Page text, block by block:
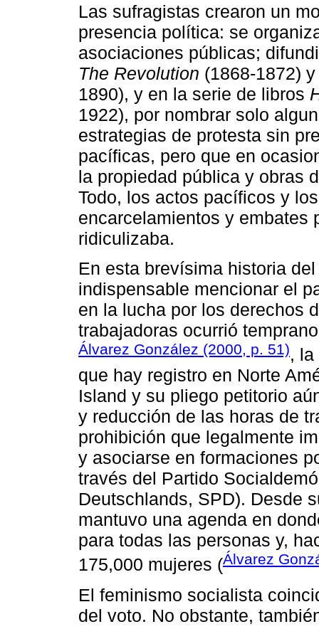
Las sufragistas crearon un
presencia política: se
asociaciones públicas;
The Revolution (1868-1872)
1890), y en la serie de libros
1922), por nombrar solo
estrategias de protesta sin
pacíficas, pero que en
la propiedad pública y obras
Todo, los actos pacíficos y
encarcelamientos y embates
ridiculizaba.
En esta brevísima historia
indispensable mencionar el
en la lucha por los derechos
trabajadoras ocurrió
Álvarez González (2000, p. 51), la
que hay registro en Norte
Island y su pliego petitorio
y reducción de las horas de
prohibición que legalmente
y asociarse en formaciones
través del Partido
Deutschlands, SPD). Desde
mantuvo una agenda en
para todas las personas y,
175,000 mujeres (Álvarez
El feminismo socialista
del voto. No obstante,